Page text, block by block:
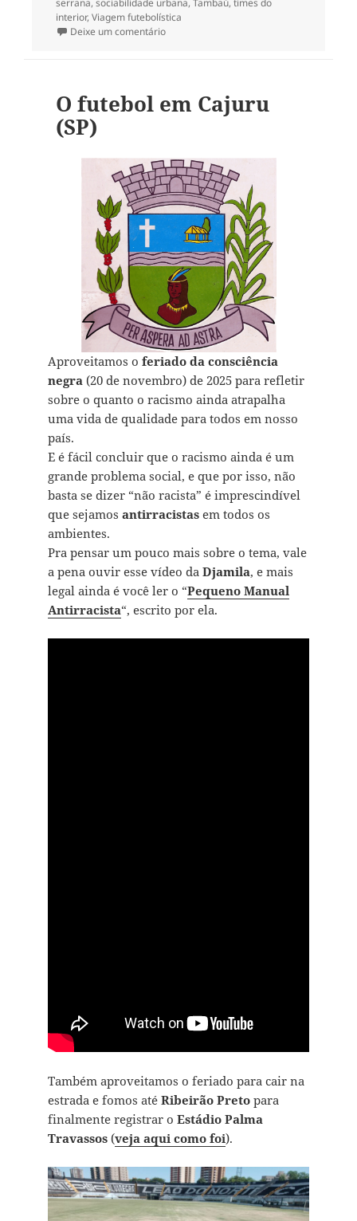
interior, Viagem futebolística
Deixe um comentárioem O futebol em Serrana (SP)
O futebol em Cajuru
(SP)
Aproveitamos o feriado da consciência
negra (20 de novembro) de 2025 para refletir
sobre o quanto o racismo ainda atrapalha
uma vida de qualidade para todos em nosso
país.
E é fácil concluir que o racismo ainda é um
grande problema social, e que por isso, não
basta se dizer “não racista” é imprescindível
que sejamos antirracistasem todos os
ambientes.
Pra pensar um pouco mais sobre o tema, vale
a pena ouvir esse vídeo da Djamila, e mais
legal ainda é você ler o “Pequeno Manual
Antirracista“, escrito por ela.
Também aproveitamos o feriado para cair na
estrada e fomos até Ribeirão Preto para
finalmente registrar o Estádio Palma
Travassos(veja aqui como foi).